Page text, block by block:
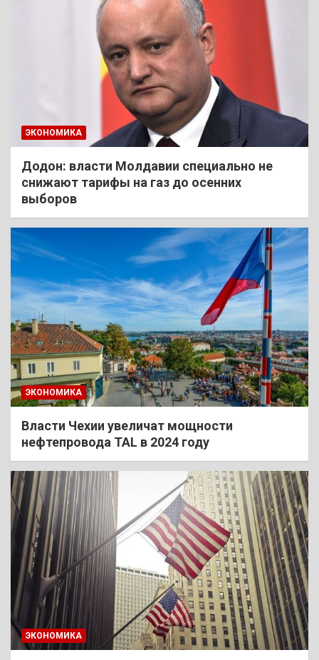
ЭКОНОМИКА
Додон: власти Молдавии специально не
снижают тарифы на газ до осенних
выборов
ЭКОНОМИКА
Власти Чехии увеличат мощности
нефтепровода TAL в 2024 году
ЭКОНОМИКА